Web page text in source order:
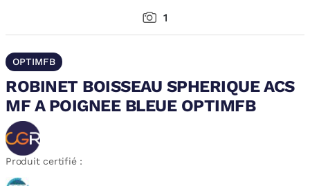
1
OPTIMFB
ROBINET BOISSEAU SPHERIQUE ACS
MF A POIGNEE BLEUE OPTIMFB
Produit certifié :